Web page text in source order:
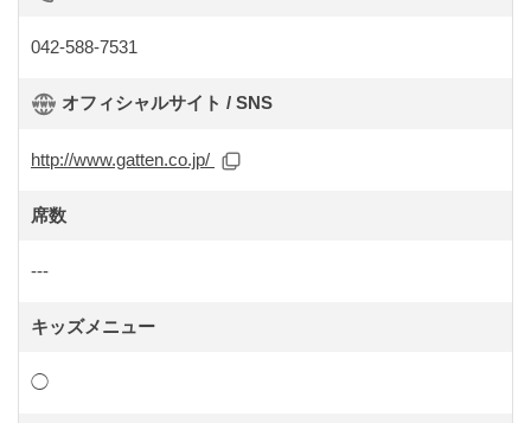
042-588-7531
オフィシャルサイト / SNS
http://www.gatten.co.jp/
席数
---
キッズメニュー
◯